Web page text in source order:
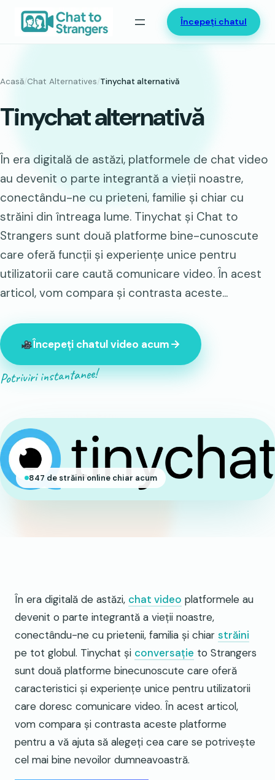
Începeți chatul
Acasă/Chat Alternatives/Tinychat alternativă
Tinychat alternativă
În era digitală de astăzi, platformele de chat video
au devenit o parte integrantă a vieții noastre,
conectându-ne cu prieteni, familie și chiar cu
străini din întreaga lume. Tinychat și Chat to
Strangers sunt două platforme bine-cunoscute
care oferă funcții și experiențe unice pentru
utilizatorii care caută comunicare video. În acest
articol, vom compara și contrasta aceste...
Începeți chatul video acum
Potriviri instantanee!
847 de străini online chiar acum
În era digitală de astăzi, chat video platformele au
devenit o parte integrantă a vieții noastre,
conectându-ne cu prietenii, familia și chiar străini
pe tot globul. Tinychat și conversație to Strangers
sunt două platforme binecunoscute care oferă
caracteristici și experiențe unice pentru utilizatorii
care doresc comunicare video. În acest articol,
vom compara și contrasta aceste platforme
pentru a vă ajuta să alegeți cea care se potrivește
cel mai bine nevoilor dumneavoastră.